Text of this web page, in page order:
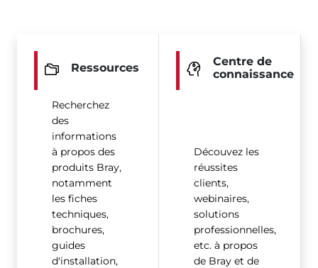
Ressources
Recherchez
des
informations
à propos des
produits Bray,
notamment
les fiches
techniques,
brochures,
guides
d'installation,
Centre de
connaissance
Découvez les
réussites
clients,
webinaires,
solutions
professionnelles,
etc. à propos
de Bray et de